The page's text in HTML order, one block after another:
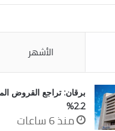
الأشهر
2.2%
منذ 6 ساعات